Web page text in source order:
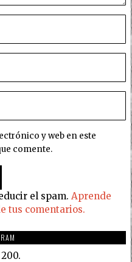
y web en este
comente.
el spam. Aprende
tus comentarios.